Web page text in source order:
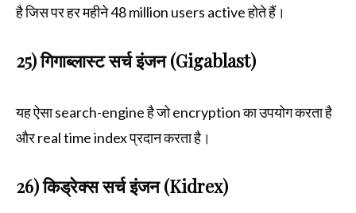
है जिस पर हर महीने 48 million users active होते हैं।
25) गिगाब्लास्ट सर्च इंजन (Gigablast)
यह ऐसा search-engine है जो encryption का उपयोग करता है
और real time index प्रदान करता है।
26) किड्रेक्स सर्च इंजन (Kidrex)